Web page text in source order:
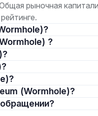
рыночная
?
(Wormhole)?
обращении?